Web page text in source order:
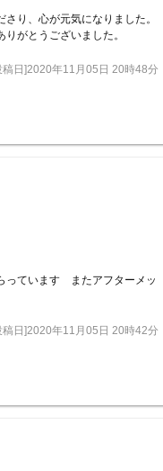
り、心が元気になりました。
がとうございました。
稿日]2020年11月05日 20時48分
っています またアフターメッ
稿日]2020年11月05日 20時42分